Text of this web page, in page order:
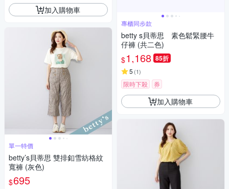
加入購物車
單一特價
betty’s貝蒂思 雙排釦雪紡格紋
寬褲 (灰色)
$695
專櫃同步款
betty s貝蒂思 素色鬆緊腰牛
仔褲 (共二色)
$1,168 85折
5 (1)
限時下殺 券
加入購物車